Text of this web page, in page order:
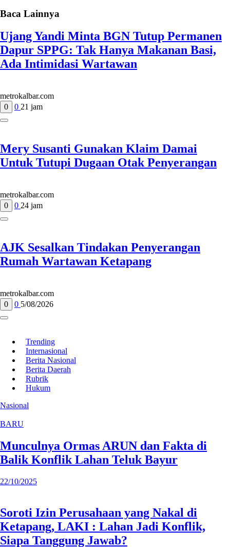
Baca Lainnya
Ujang Yandi Minta BGN Tutup Permanen
Dapur SPPG: Tak Hanya Makanan Basi,
Ada Intimidasi Wartawan
metrokalbar.com
0
0 21 jam
Mery Susanti Gunakan Klaim Damai
Untuk Tutupi Dugaan Otak Penyerangan
metrokalbar.com
0
0 24 jam
AJK Sesalkan Tindakan Penyerangan
Rumah Wartawan Ketapang
metrokalbar.com
0
0 5/08/2026
Trending
Internasional
Berita Nasional
Berita Daerah
Rubrik
Hukum
Nasional
BARU
Munculnya Ormas ARUN dan Fakta di
Balik Konflik Lahan Teluk Bayur
22/10/2025
Soroti Izin Perusahaan yang Nakal di
Ketapang, LAKI : Lahan Jadi Konflik,
Siapa Tanggung Jawab?